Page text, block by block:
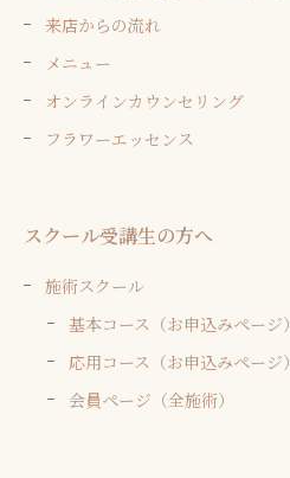
来店からの流れ
メニュー
オンラインカウンセリング
フラワーエッセンス
スクール受講生の方へ
施術スクール
基本コース（お申込みページ）
応用コース（お申込みページ）
会員ページ（全施術）